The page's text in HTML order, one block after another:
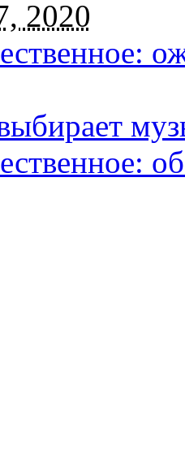
2020